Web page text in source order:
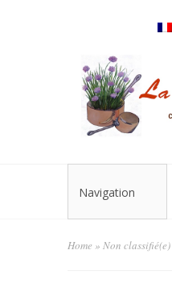
Navigation
Home » Non classifié(e)